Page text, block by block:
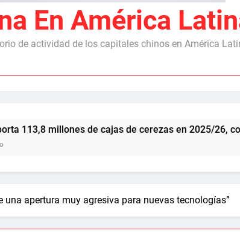
En América
de actividad de los capitales chinos en América
de cajas de cerezas en 2025/26, con China
una apertura muy agresiva para nuevas tecnologías”